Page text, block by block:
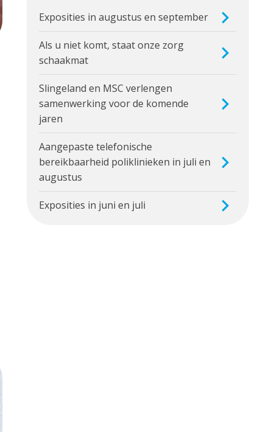
Exposities in augustus en september
Als u niet komt, staat onze zorg
schaakmat
Slingeland en MSC verlengen
samenwerking voor de komende
jaren
Aangepaste telefonische
bereikbaarheid poliklinieken in juli en
augustus
Exposities in juni en juli